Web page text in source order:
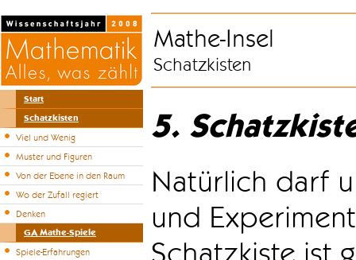
Start
Schatzkisten
Viel und Wenig
Muster und Figuren
Von der Ebene in den Raum
Wo der Zufall regiert
Denken
GA Mathe-Spiele
Spiele-Erfahrungen
Mathe-Insel
Schatzkisten
5.
Natürlich darf
und